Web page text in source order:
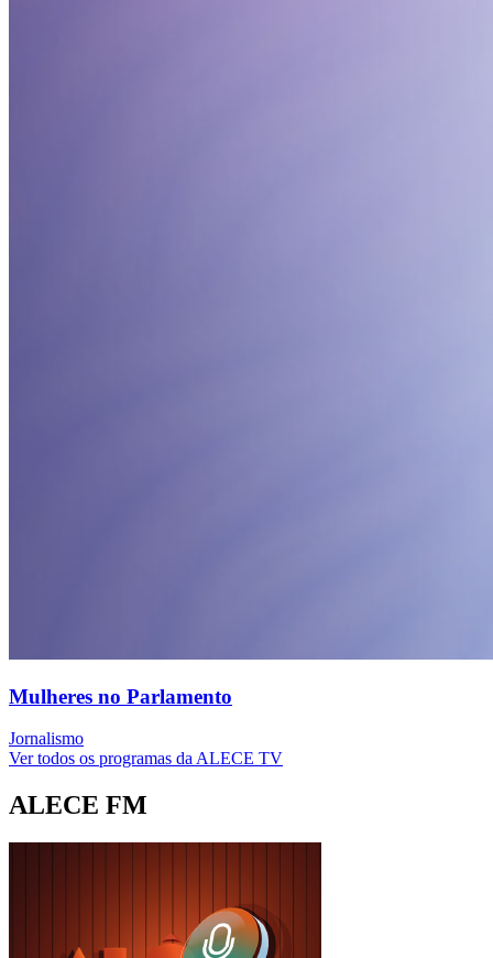
Mulheres no Parlamento
Jornalismo
Ver todos os programas da ALECE TV
ALECE FM